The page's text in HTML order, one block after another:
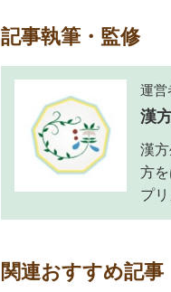
記事執筆・監修
運営
漢
漢
方
プ
関連おすすめ記事